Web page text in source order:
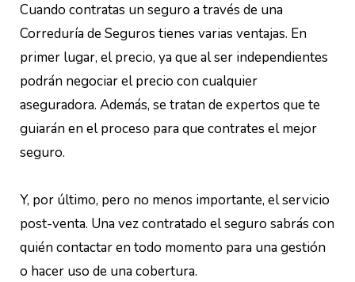
Cuando contratas un seguro a través de una
Correduría de Seguros tienes varias ventajas. En
primer lugar, el precio, ya que al ser independientes
podrán negociar el precio con cualquier
aseguradora. Además, se tratan de expertos que te
guiarán en el proceso para que contrates el mejor
seguro.
Y, por último, pero no menos importante, el servicio
post-venta. Una vez contratado el seguro sabrás con
quién contactar en todo momento para una gestión
o hacer uso de una cobertura.